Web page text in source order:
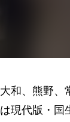
大和、熊野、
は現代版・国